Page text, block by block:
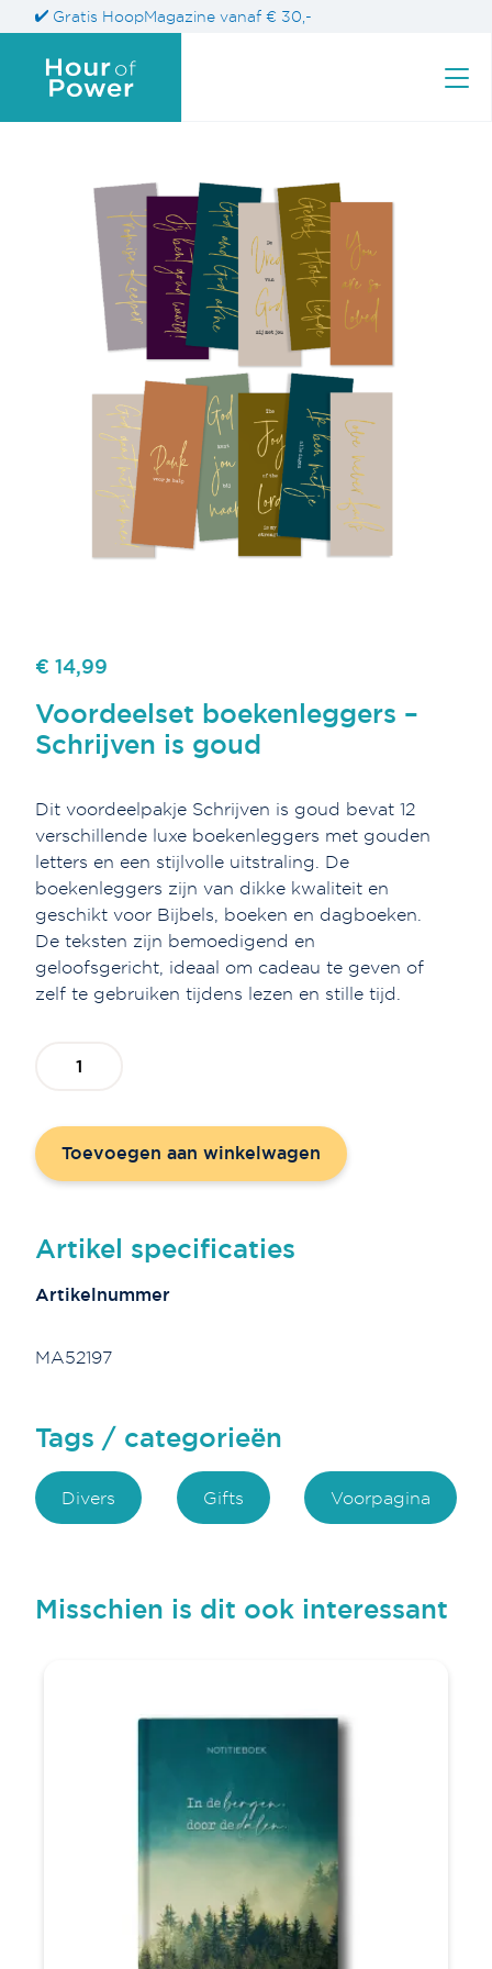
Gratis HoopMagazine vanaf € 30,-
€ 14,99
Voordeelset boekenleggers –
Schrijven is goud
Dit voordeelpakje Schrijven is goud bevat 12
verschillende luxe boekenleggers met gouden
letters en een stijlvolle uitstraling. De
boekenleggers zijn van dikke kwaliteit en
geschikt voor Bijbels, boeken en dagboeken.
De teksten zijn bemoedigend en
geloofsgericht, ideaal om cadeau te geven of
zelf te gebruiken tijdens lezen en stille tijd.
boekenleggers
Schrijven
is
goud
Toevoegen aan winkelwagen
Artikel specificaties
Artikelnummer
MA52197
Tags / categorieën
Divers Gifts Voorpagina
Misschien is dit ook interessant